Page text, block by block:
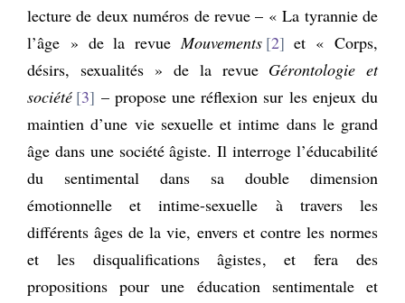
lecture de deux numéros de revue – « La tyrannie de
l’âge » de la revue Mouvements 2
et « Corps,
désirs, sexualités » de la revue Gérontologie et
société 3 – propose une réflexion sur les enjeux du
maintien d’une vie sexuelle et intime dans le grand
âge dans une société âgiste. Il interroge l’éducabilité
du sentimental dans sa double dimension
émotionnelle et intime-sexuelle à travers les
différents âges de la vie, envers et contre les normes
et les disqualifications âgistes, et fera des
propositions pour une éducation sentimentale et